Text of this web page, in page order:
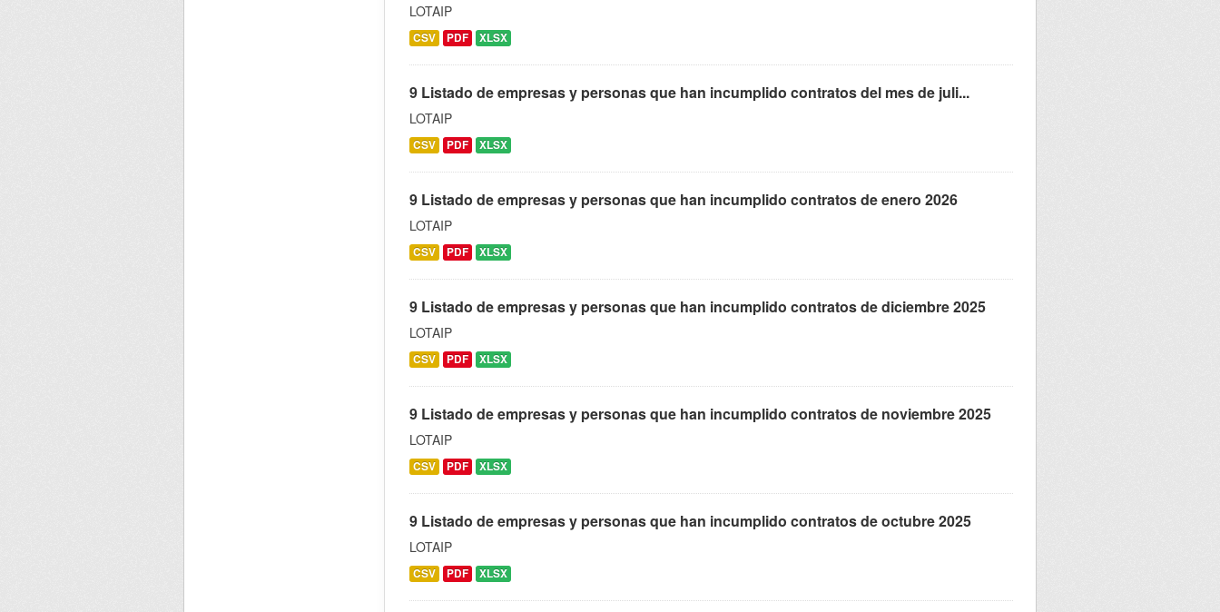
LOTAIP
CSV PDF XLSX
9 Listado de empresas y personas que han incumplido contratos del mes de juli...
LOTAIP
CSV PDF XLSX
9 Listado de empresas y personas que han incumplido contratos de enero 2026
LOTAIP
CSV PDF XLSX
9 Listado de empresas y personas que han incumplido contratos de diciembre 2025
LOTAIP
CSV PDF XLSX
9 Listado de empresas y personas que han incumplido contratos de noviembre 2025
LOTAIP
CSV PDF XLSX
9 Listado de empresas y personas que han incumplido contratos de octubre 2025
LOTAIP
CSV PDF XLSX